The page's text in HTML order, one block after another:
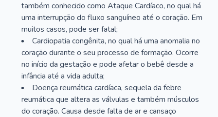
também conhecido como Ataque Cardíaco, no qual há
uma interrupção do fluxo sanguíneo até o coração. Em
muitos casos, pode ser fatal;
Cardiopatia congênita, no qual há uma anomalia no
coração durante o seu processo de formação. Ocorre
no início da gestação e pode afetar o bebê desde a
infância até a vida adulta;
Doença reumática cardíaca, sequela da febre
reumática que altera as válvulas e também músculos
do coração. Causa desde falta de ar e cansaço